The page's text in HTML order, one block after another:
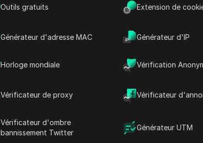
Outils gratuits Extension de
Générateur d'adresse MAC Générateur d'IP
Horloge mondiale Vérification
Vérificateur de proxy Vérificateur
Vérificateur d'ombre
bannissement Twitter
Générateur UTM
La remise sera lancée bientôt, veuillez
Ping Proxies est un fournisseur fiable de
résidentiels, mobiles et de centre de données. La
l'évolutivité. La plateforme est également dotée
intégration et une gestion sans faille.